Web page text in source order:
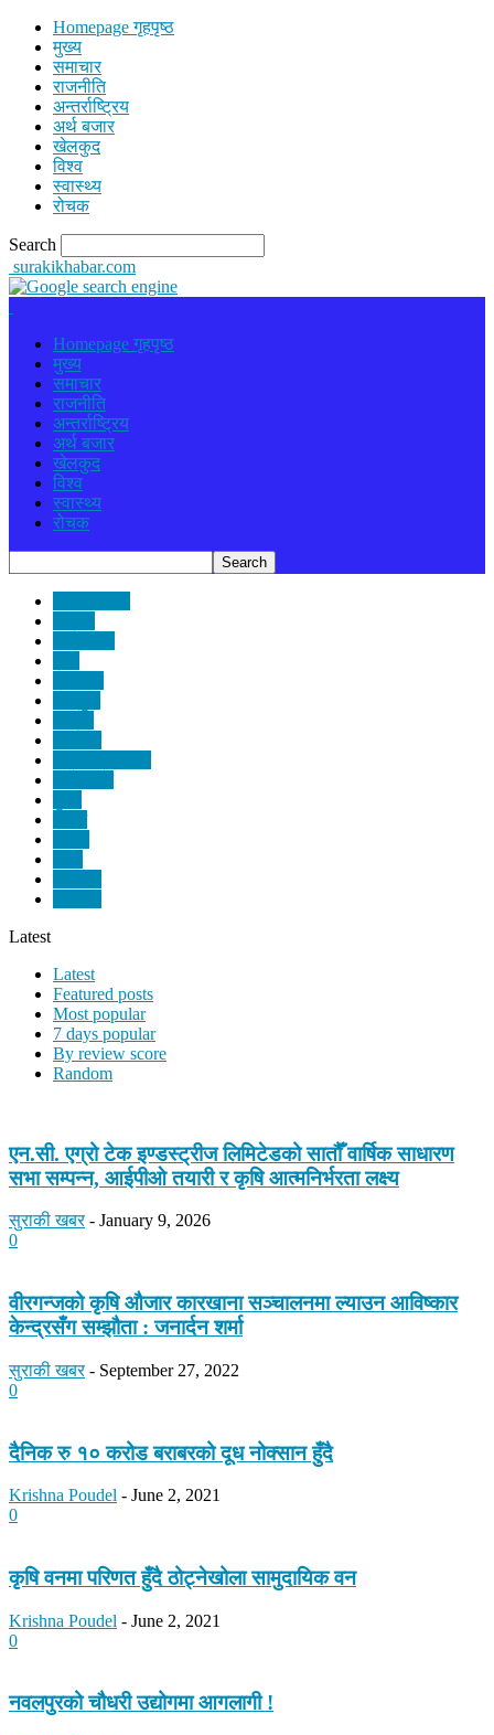
Homepage गृहपृष्ठ
मुख्य
समाचार
राजनीति
अन्तर्राष्ट्रिय
अर्थ बजार
खेलकुद
विश्व
स्वास्थ्य
रोचक
Search
surakikhabar.com
Homepage गृहपृष्ठ
मुख्य
समाचार
राजनीति
अन्तर्राष्ट्रिय
अर्थ बजार
खेलकुद
विश्व
स्वास्थ्य
रोचक
Latest
Latest
Featured posts
Most popular
7 days popular
By review score
Random
एन.सी. एग्रो टेक इण्डस्ट्रीज लिमिटेडको सातौँ वार्षिक साधारण
सभा सम्पन्न, आईपीओ तयारी र कृषि आत्मनिर्भरता लक्ष्य
सुराकी खबर - January 9, 2026
0
वीरगन्जको कृषि औजार कारखाना सञ्चालनमा ल्याउन आविष्कार
केन्द्रसँग सम्झौता : जनार्दन शर्मा
सुराकी खबर - September 27, 2022
0
दैनिक रु १० करोड बराबरको दूध नोक्सान हुँदै
Krishna Poudel - June 2, 2021
0
कृषि वनमा परिणत हुँदै ठोट्नेखोला सामुदायिक वन
Krishna Poudel - June 2, 2021
0
नवलपुरको चौधरी उद्योगमा आगलागी !